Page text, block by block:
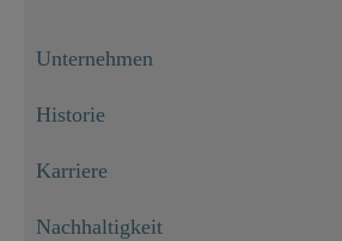
Unternehmen
Historie
Karriere
Nachhaltigkeit